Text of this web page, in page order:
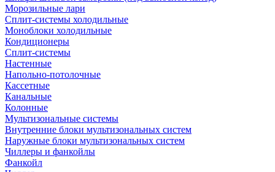
Морозильные лари
Сплит-системы холодильные
Моноблоки холодильные
Кондиционеры
Сплит-системы
Настенные
Напольно-потолочные
Кассетные
Канальные
Колонные
Мультизональные системы
Внутренние блоки мультизональных систем
Наружные блоки мультизональных систем
Чиллеры и фанкойлы
Фанкойл